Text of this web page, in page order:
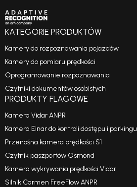
KATEGORIE PRODUKTÓW
Kamery do rozpoznawania pojazdów
Kamery do pomiaru prędkości
Oprogramowanie rozpoznawania
Czytniki dokumentów osobistych
PRODUKTY FLAGOWE
Kamera Vidar ANPR
Kamera Einar do kontroli dostępu i parkingu
Przenośna kamera prędkości S1
Czytnik paszportów Osmond
Kamera wykrywania prędkości Vidar
Silnik Carmen FreeFlow ANPR